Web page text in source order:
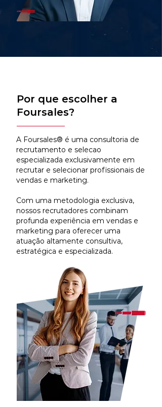
Por que escolher a
Foursales?
A Foursales® é uma consultoria de
recrutamento e selecao
especializada exclusivamente em
recrutar e selecionar profissionais de
vendas e marketing.
Com uma metodologia exclusiva,
nossos recrutadores combinam
profunda experiência em vendas e
marketing para oferecer uma
atuação altamente consultiva,
estratégica e especializada.